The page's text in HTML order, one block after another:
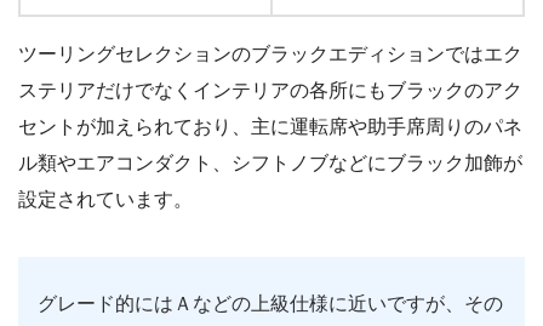
ツーリングセレクションのブラックエディションではエク
ステリアだけでなくインテリアの各所にもブラックのアク
セントが加えられており、主に運転席や助手席周りのパネ
ル類やエアコンダクト、シフトノブなどにブラック加飾が
設定されています。
グレード的にはＡなどの上級仕様に近いですが、その